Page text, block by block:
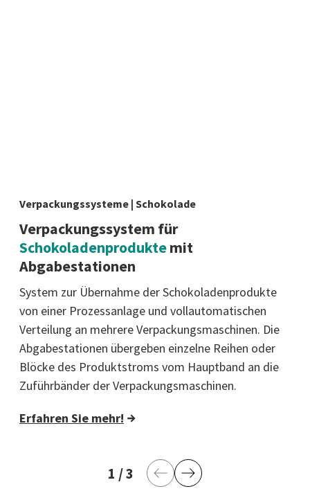
Verpackungssysteme | Schokolade
Verpackungssystem für
Schokoladenproduktemit
Abgabestationen
System zur Übernahme der Schokoladenprodukte
von einer Prozessanlage und vollautomatischen
Verteilung an mehrere Verpackungsmaschinen. Die
Abgabestationen übergeben einzelne Reihen oder
Blöcke des Produktstroms vom Hauptband an die
Zuführbänder der Verpackungsmaschinen.
Erfahren Sie mehr!
1 aktuelle Seite
/3 letzte Seite
Vorherige Seite
Nächste Seite